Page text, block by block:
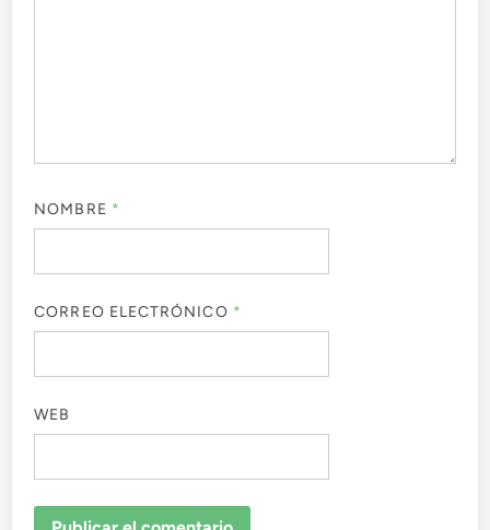
NOMBRE *
CORREO ELECTRÓNICO *
WEB